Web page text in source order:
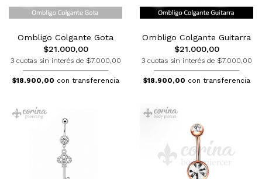
Ombligo Colgante Gota
$21.000,00
3 cuotas sin interés de $7.000,00
$18.900,00 con transferencia
Ombligo Colgante Guitarra
$21.000,00
3 cuotas sin interés de $7.000,00
$18.900,00 con transferencia